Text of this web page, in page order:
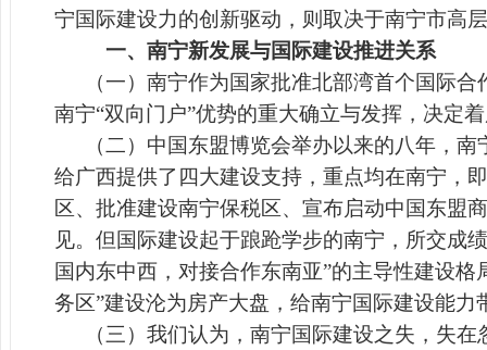
宁国际建设力的创新驱动，则取决于南宁市高
一、南宁新发展与国际建设推进关系
（一）南宁作为国家批准北部湾首个国际
南宁“双向门户”优势的重大确立与发挥，决定
（二）中国东盟博览会举办以来的八年，
给广西提供了四大建设支持，重点均在南宁，
区、批准建设南宁保税区、宣布启动中国东盟
见。但国际建设起于踉跄学步的南宁，所交成
国内东中西，对接合作东南亚”的主导性建设
务区”建设沦为房产大盘，给南宁国际建设能
（三）我们认为，南宁国际建设之失，失